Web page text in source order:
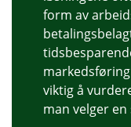
form av
viktig å
man velger en